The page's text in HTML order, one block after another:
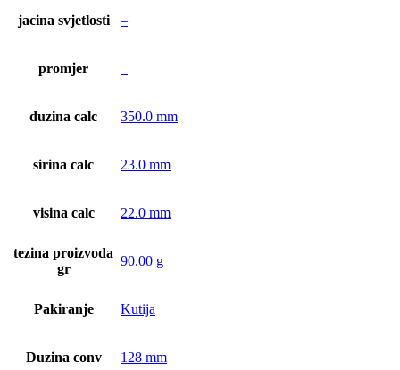
jacina svjetlosti –
promjer –
duzina calc 350.0 mm
sirina calc 23.0 mm
visina calc 22.0 mm
tezina proizvoda
gr
90.00 g
Pakiranje Kutija
Duzina conv 128 mm